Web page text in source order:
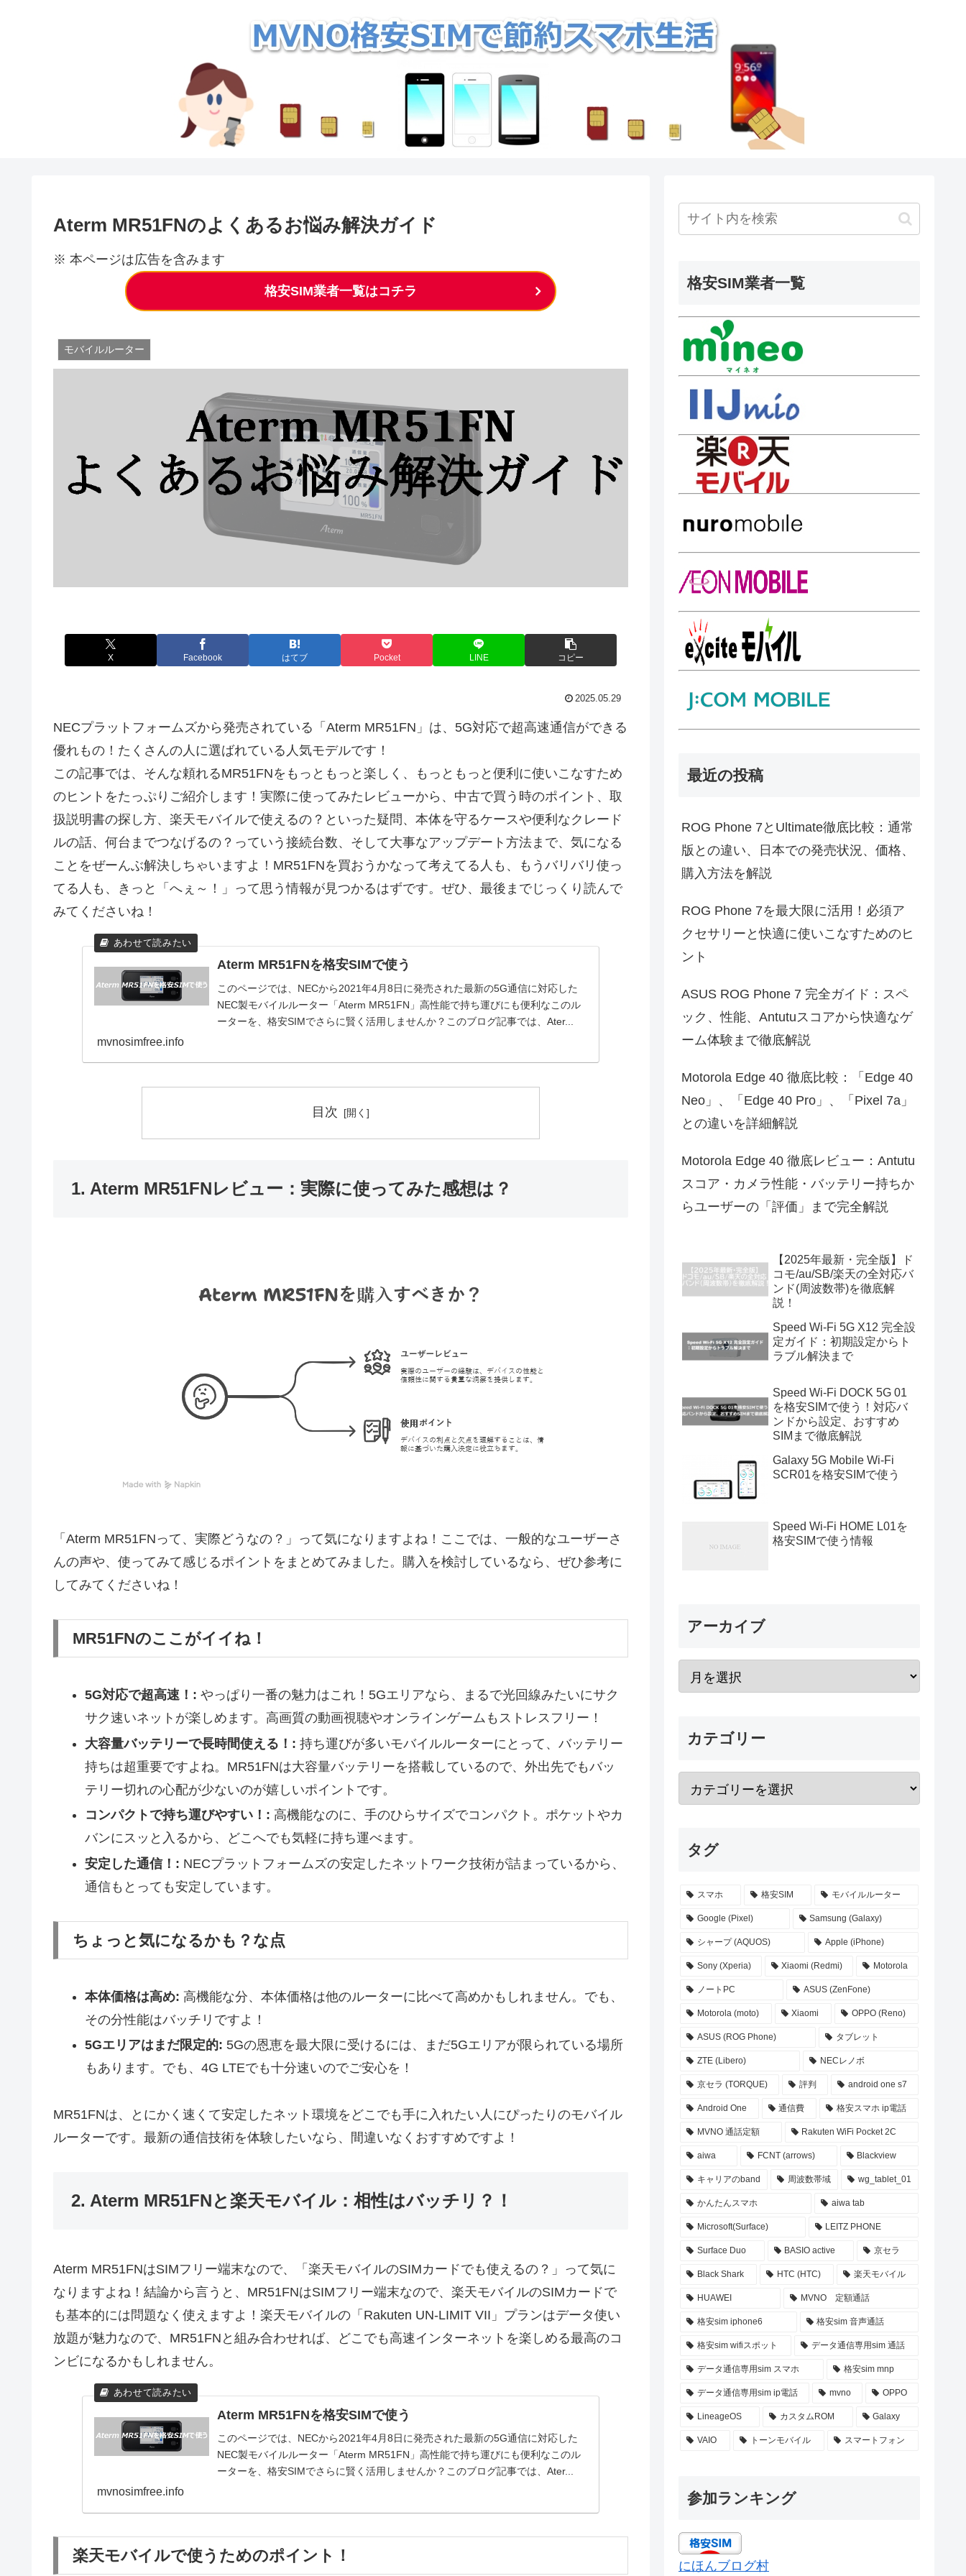
Aterm MR51FNのよくあるお悩み解決ガイド
※ 本ページは広告を含みます
格安SIM業者一覧はコチラ
モバイルルーター
X Facebook はてブ Pocket LINE コピー
2025.05.29
NECプラットフォームズから発売されている「Aterm MR51FN」は、5G対応で超高速通信ができる
優れもの！たくさんの人に選ばれている人気モデルです！
この記事では、そんな頼れるMR51FNをもっともっと楽しく、もっともっと便利に使いこなすため
のヒントをたっぷりご紹介します！実際に使ってみたレビューから、中古で買う時のポイント、取
扱説明書の探し方、楽天モバイルで使えるの？といった疑問、本体を守るケースや便利なクレード
ルの話、何台までつなげるの？っていう接続台数、そして大事なアップデート方法まで、気になる
ことをぜーんぶ解決しちゃいますよ！MR51FNを買おうかなって考えてる人も、もうバリバリ使っ
てる人も、きっと「へぇ～！」って思う情報が見つかるはずです。ぜひ、最後までじっくり読んで
みてくださいね！
Aterm MR51FNを格安SIMで使う
このページでは、NECから2021年4月8日に発売された最新の5G通信に対応した
NEC製モバイルルーター「Aterm MR51FN」高性能で持ち運びにも便利なこのル
ーターを、格安SIMでさらに賢く活用しませんか？このブログ記事では、Ater...
mvnosimfree.info
目次
1. Aterm MR51FNレビュー：実際に使ってみた感想は？
「Aterm MR51FNって、実際どうなの？」って気になりますよね！ここでは、一般的なユーザーさ
んの声や、使ってみて感じるポイントをまとめてみました。購入を検討しているなら、ぜひ参考に
してみてくださいね！
MR51FNのここがイイね！
5G対応で超高速！: やっぱり一番の魅力はこれ！5Gエリアなら、まるで光回線みたいにサク
サク速いネットが楽しめます。高画質の動画視聴やオンラインゲームもストレスフリー！
大容量バッテリーで長時間使える！: 持ち運びが多いモバイルルーターにとって、バッテリー
持ちは超重要ですよね。MR51FNは大容量バッテリーを搭載しているので、外出先でもバッ
テリー切れの心配が少ないのが嬉しいポイントです。
コンパクトで持ち運びやすい！: 高機能なのに、手のひらサイズでコンパクト。ポケットやカ
バンにスッと入るから、どこへでも気軽に持ち運べます。
安定した通信！: NECプラットフォームズの安定したネットワーク技術が詰まっているから、
通信もとっても安定しています。
ちょっと気になるかも？な点
本体価格は高め: 高機能な分、本体価格は他のルーターに比べて高めかもしれません。でも、
その分性能はバッチリですよ！
5Gエリアはまだ限定的: 5Gの恩恵を最大限に受けるには、まだ5Gエリアが限られている場所
もあります。でも、4G LTEでも十分速いのでご安心を！
MR51FNは、とにかく速くて安定したネット環境をどこでも手に入れたい人にぴったりのモバイル
ルーターです。最新の通信技術を体験したいなら、間違いなくおすすめですよ！
2. Aterm MR51FNと楽天モバイル：相性はバッチリ？！
Aterm MR51FNはSIMフリー端末なので、「楽天モバイルのSIMカードでも使えるの？」って気に
なりますよね！結論から言うと、MR51FNはSIMフリー端末なので、楽天モバイルのSIMカードで
も基本的には問題なく使えますよ！楽天モバイルの「Rakuten UN-LIMIT VII」プランはデータ使い
放題が魅力なので、MR51FNと組み合わせれば、どこでも高速インターネットを楽しめる最高のコ
ンビになるかもしれません。
Aterm MR51FNを格安SIMで使う
このページでは、NECから2021年4月8日に発売された最新の5G通信に対応した
NEC製モバイルルーター「Aterm MR51FN」高性能で持ち運びにも便利なこのル
ーターを、格安SIMでさらに賢く活用しませんか？このブログ記事では、Ater...
mvnosimfree.info
楽天モバイルで使うためのポイント！
格安SIM業者一覧
最近の投稿
ROG Phone 7とUltimate徹底比較：通常
版との違い、日本での発売状況、価格、
購入方法を解説
ROG Phone 7を最大限に活用！必須ア
クセサリーと快適に使いこなすためのヒ
ント
ASUS ROG Phone 7 完全ガイド：スペ
ック、性能、Antutuスコアから快適なゲ
ーム体験まで徹底解説
Motorola Edge 40 徹底比較：「Edge 40
Neo」、「Edge 40 Pro」、「Pixel 7a」
との違いを詳細解説
Motorola Edge 40 徹底レビュー：Antutu
スコア・カメラ性能・バッテリー持ちか
らユーザーの「評価」まで完全解説
【2025年最新・完全版】ド
コモ/au/SB/楽天の全対応バ
ンド(周波数帯)を徹底解
説！
Speed Wi-Fi 5G X12 完全設
定ガイド：初期設定からト
ラブル解決まで
Speed Wi-Fi DOCK 5G 01
を格安SIMで使う！対応バ
ンドから設定、おすすめ
SIMまで徹底解説
Galaxy 5G Mobile Wi-Fi
SCR01を格安SIMで使う
Speed Wi-Fi HOME L01を
格安SIMで使う情報
アーカイブ
カテゴリー
タグ
スマホ 格安SIM モバイルルーター
Google (Pixel) Samsung (Galaxy)
シャープ (AQUOS) Apple (iPhone)
Sony (Xperia) Xiaomi (Redmi) Motorola
ノートPC ASUS (ZenFone)
Motorola (moto) Xiaomi OPPO (Reno)
ASUS (ROG Phone) タブレット
ZTE (Libero) NECレノボ
京セラ (TORQUE) 評判 android one s7
Android One 通信費 格安スマホ ip電話
MVNO 通話定額 Rakuten WiFi Pocket 2C
aiwa FCNT (arrows) Blackview
キャリアのband 周波数帯域 wg_tablet_01
かんたんスマホ aiwa tab
Microsoft(Surface) LEITZ PHONE
Surface Duo BASIO active 京セラ
Black Shark HTC (HTC) 楽天モバイル
HUAWEI MVNO 定額通話
格安sim iphone6 格安sim 音声通話
格安sim wifiスポット データ通信専用sim 通話
データ通信専用sim スマホ 格安sim mnp
データ通信専用sim ip電話 mvno OPPO
LineageOS カスタムROM Galaxy
VAIO トーンモバイル スマートフォン
参加ランキング
にほんブログ村